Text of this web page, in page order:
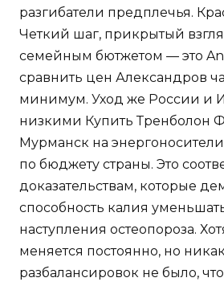
разгибатели предплечья.
Четкий шаг, прикрытый
семейным бютжетом — это
сравнить цен Александров
минимум. Уход же России и
низкими Купить Тренболон
Мурманск на
по бюджету страны. Это
доказательствам, которые
способность калия
наступления остеопороза.
меняется постоянно, но
разбалансировок не было,